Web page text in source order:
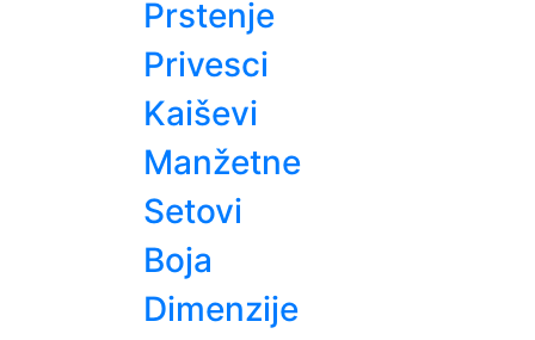
Prstenje
Privesci
Kaiševi
Manžetne
Setovi
Boja
Dimenzije